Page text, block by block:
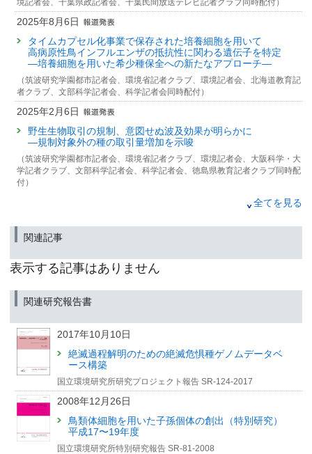
2025年8月6日
タイムカプセル化事業で保存された培養細胞を用いて
高病原性鳥インフルエンザの抵抗性に関わる遺伝子を特定
—培養細胞を用いた希少種保全への新たなアプローチ—
（筑波研究学園都市記者会、環境省記者クラブ、環境記者会、北海道教育記
者クラブ、文部科学記者会、科学記者会同時配付）
2025年2月6日
野生生物取引の規制、意図せぬ波及効果が明らかに
—規制対象外の種の取引量増加を示唆
（筑波研究学園都市記者会、環境省記者クラブ、環境記者会、大阪科学・大
学記者クラブ、文部科学記者会、科学記者会、徳島県教育記者クラブ同時配
付）
－国環研が開発した鳥インフルエンザウイルス病原性の
迅速判定技術を活用－
（筑波研究学園都市記者会、環境記者クラブ、環境記者会、農政クラブ、農
林記者会、経済産業記者会、経産省ペンクラブ同時配付）
2023年10月3日
伝子の機能喪失を発見
—ヤンバルクイナの感染症リスク評価・対策への新知見—
（筑波研究学園都市記者会、環境記者会、環境問題研究会、沖縄県政記者ク
ラブ、岩手県政記者クラブ、岩手県庁教育記者クラブ、文部科学記者会、科
学記者会、日経バイオテク同時配付）
2023年8月29日
クラウドファンディング第２弾目標達成の御礼
2023年6月22日
全てを見る
関連記事
表示する記事はありません
関連研究報告書
2017年10月10日
絶滅過程解明のための絶滅危惧種ゲノムデータベ
ース構築
国立環境研究所研究プロジェクト報告 SR-124-2017
2008年12月26日
鳥類体細胞を用いた子孫個体の創出（特別研究）
平成17〜19年度
国立環境研究所特別研究報告 SR-81-2008